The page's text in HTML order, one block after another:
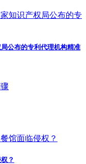
公布的专利代理机构精准
？